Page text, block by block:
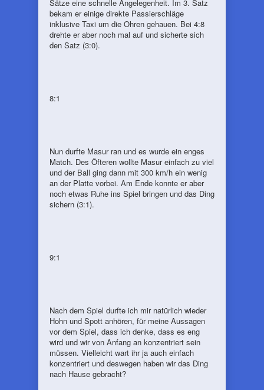
Sätze eine schnelle Angelegenheit. Im 3. Satz
bekam er einige direkte Passierschläge
inklusive Taxi um die Ohren gehauen. Bei 4:8
drehte er aber noch mal auf und sicherte sich
den Satz (3:0).
8:1
Nun durfte Masur ran und es wurde ein enges
Match. Des Öfteren wollte Masur einfach zu viel
und der Ball ging dann mit 300 km/h ein wenig
an der Platte vorbei. Am Ende konnte er aber
noch etwas Ruhe ins Spiel bringen und das Ding
sichern (3:1).
9:1
Nach dem Spiel durfte ich mir natürlich wieder
Hohn und Spott anhören, für meine Aussagen
vor dem Spiel, dass ich denke, dass es eng
wird und wir von Anfang an konzentriert sein
müssen. Vielleicht wart ihr ja auch einfach
konzentriert und deswegen haben wir das Ding
nach Hause gebracht?